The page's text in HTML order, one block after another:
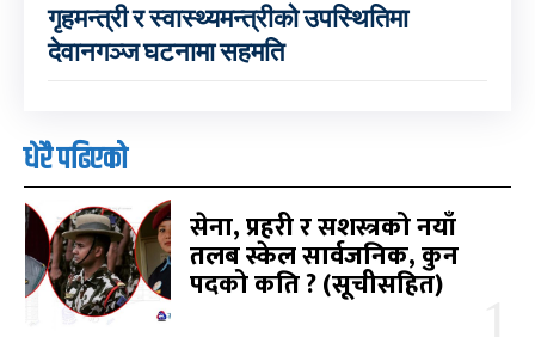
गृहमन्त्री र स्वास्थ्यमन्त्रीको उपस्थितिमा
देवानगञ्ज घटनामा सहमति
धेरै पढिएको
सेना, प्रहरी र सशस्त्रको नयाँ
तलब स्केल सार्वजनिक, कुन
पदको कति ? (सूचीसहित)